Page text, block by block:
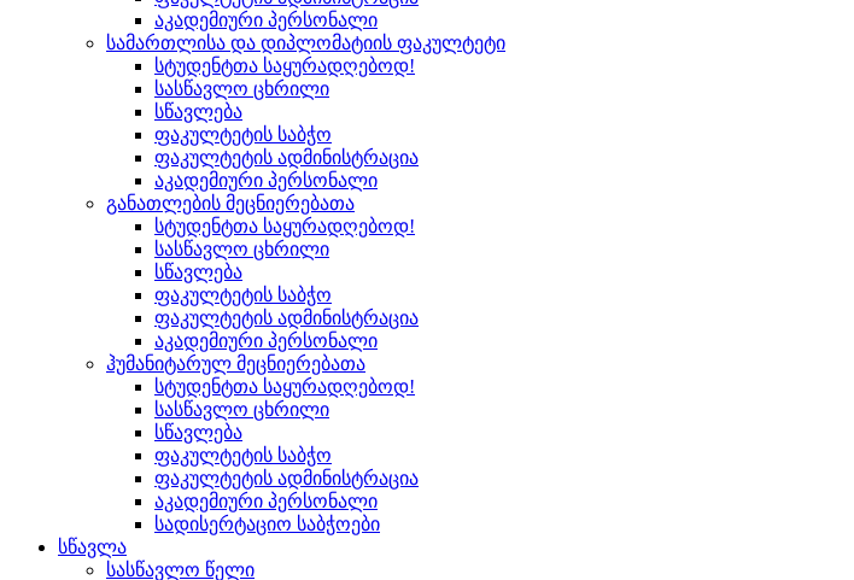
აკადემიური პერსონალი
სამართლისა და დიპლომატიის ფაკულტეტი
სტუდენტთა საყურადღებოდ!
სასწავლო ცხრილი
სწავლება
ფაკულტეტის საბჭო
ფაკულტეტის ადმინისტრაცია
აკადემიური პერსონალი
განათლების მეცნიერებათა
სტუდენტთა საყურადღებოდ!
სასწავლო ცხრილი
სწავლება
ფაკულტეტის საბჭო
ფაკულტეტის ადმინისტრაცია
აკადემიური პერსონალი
ჰუმანიტარულ მეცნიერებათა
სტუდენტთა საყურადღებოდ!
სასწავლო ცხრილი
სწავლება
ფაკულტეტის საბჭო
ფაკულტეტის ადმინისტრაცია
აკადემიური პერსონალი
სადისერტაციო საბჭოები
სწავლა
სასწავლო წელი